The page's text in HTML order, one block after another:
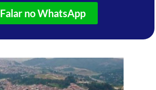
Falar no WhatsApp